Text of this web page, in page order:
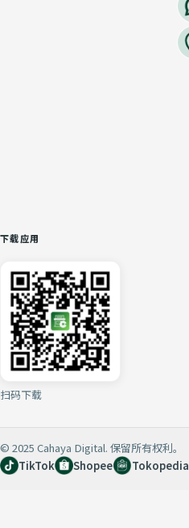
下载应用
扫码下载
© 2025 Cahaya Digital. 保留所有权利。
TikTok
Shopee Tokopedia